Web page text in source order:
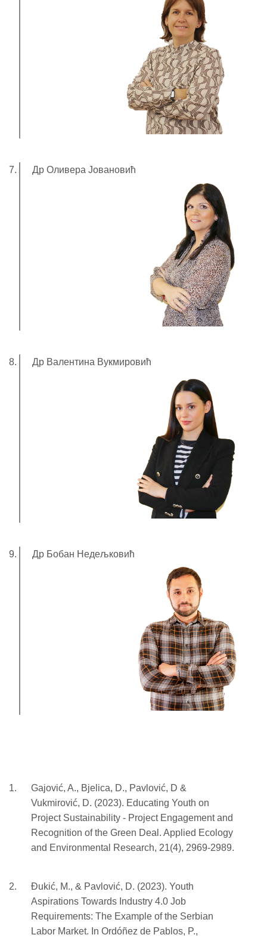
Др Оливера Јовановић
Др Валентина Вукмировић
Др Бобан Недељковић
Gajović, A., Bjelica, D., Pavlović, D &
Vukmirović, D. (2023). Educating Youth on
Project Sustainability - Project Engagement and
Recognition of the Green Deal. Applied Ecology
and Environmental Research, 21(4), 2969-2989.
Đukić, M., & Pavlović, D. (2023). Youth
Aspirations Towards Industry 4.0 Job
Requirements: The Example of the Serbian
Labor Market. In Ordóñez de Pablos, P.,